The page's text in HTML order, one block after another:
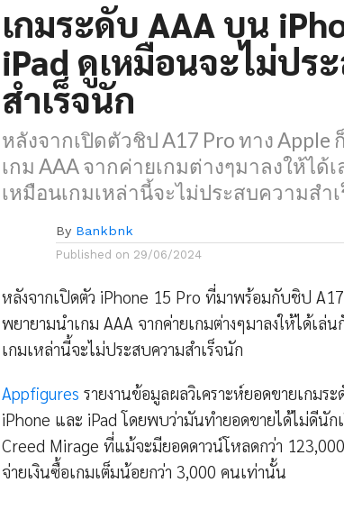
เกมระดับ AAA บน
iPad ดูเหมือนจะไม่ปร
สำเร็จนัก
หลังจากเปิดตัวชิป A17 Pro ทาง Apple
เกม AAA จากค่ายเกมต่างๆมาลงให้ได้
เหมือนเกมเหล่านี้จะไม่ประสบความสำ
By Bankbnk
Published on 29/06/2024
หลังจากเปิดตัว iPhone 15 Pro ที่มาพร้อมกับชิป
พยายามนำเกม AAA จากค่ายเกมต่างๆมาลงให้ได้เล่
เกมเหล่านี้จะไม่ประสบความสำเร็จนัก
Appfigures รายงานข้อมูลผลวิเคราะห์ยอดขายเกมร
iPhone และ iPad โดยพบว่ามันทำยอดขายได้ไม่ดีนักเ
Creed Mirage ที่แม้จะมียอดดาวน์โหลดกว่า
จ่ายเงินซื้อเกมเต็มน้อยกว่า 3,000 คนเท่านั้น